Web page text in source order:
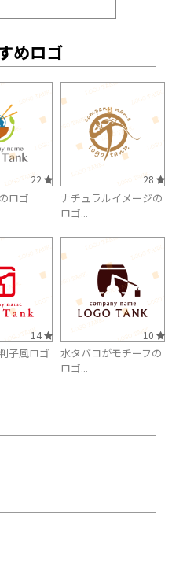
めロゴ
22
ロゴ
28
ナチュラルイメージの
ロゴ...
14
子風ロゴ
10
水タバコがモチーフの
ロゴ...